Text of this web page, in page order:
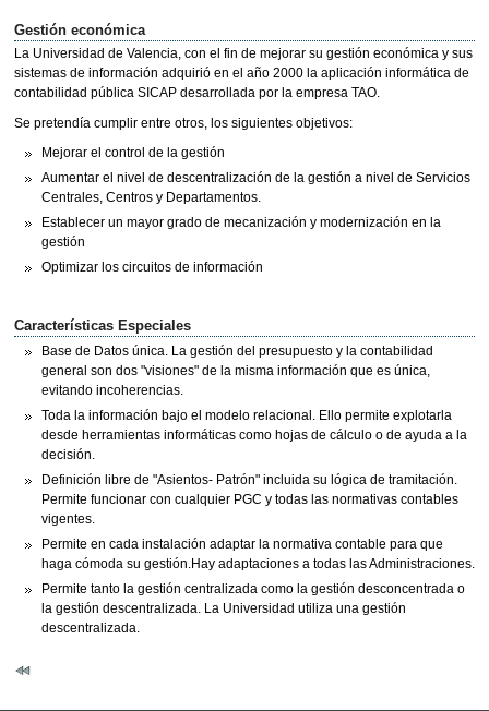
Gestión económica
La Universidad de Valencia, con el fin de mejorar su gestión económica y sus
sistemas de información adquirió en el año 2000 la aplicación informática de
contabilidad pública SICAP desarrollada por la empresa TAO.
Se pretendía cumplir entre otros, los siguientes objetivos:
Mejorar el control de la gestión
Aumentar el nivel de descentralización de la gestión a nivel de Servicios
Centrales, Centros y Departamentos.
Establecer un mayor grado de mecanización y modernización en la
gestión
Optimizar los circuitos de información
Características Especiales
Base de Datos única. La gestión del presupuesto y la contabilidad
general son dos "visiones" de la misma información que es única,
evitando incoherencias.
Toda la información bajo el modelo relacional. Ello permite explotarla
desde herramientas informáticas como hojas de cálculo o de ayuda a la
decisión.
Definición libre de "Asientos- Patrón" incluida su lógica de tramitación.
Permite funcionar con cualquier PGC y todas las normativas contables
vigentes.
Permite en cada instalación adaptar la normativa contable para que
haga cómoda su gestión.Hay adaptaciones a todas las Administraciones.
Permite tanto la gestión centralizada como la gestión desconcentrada o
la gestión descentralizada. La Universidad utiliza una gestión
descentralizada.